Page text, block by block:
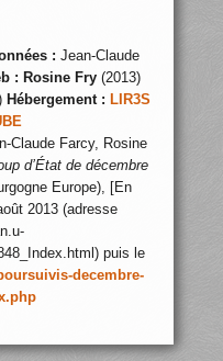
: Jean-Claude
: Rosine Fry(2013)
Hébergement : LIR3S
Claude Farcy, Rosine
d’État de décembre
Europe), [En
2013 (adresse
puis le
decembre-